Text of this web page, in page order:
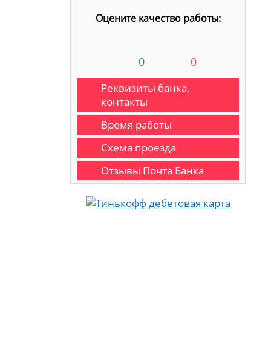
Оцените качество работы:
0 0
Реквизиты банка,
контакты
Время работы
Схема проезда
Отзывы Почта Банка